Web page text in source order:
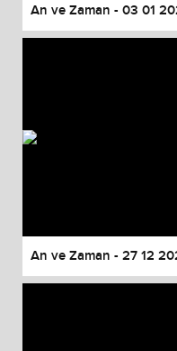
An ve Zaman - 03 01
An ve Zaman - 27 12